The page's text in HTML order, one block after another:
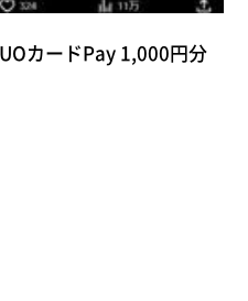
カードPay 1,000円分